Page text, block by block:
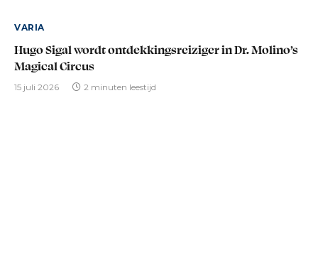
VARIA
Hugo Sigal wordt ontdekkingsreiziger in Dr. Molino’s
Magical Circus
15 juli 2026 2 minuten leestijd